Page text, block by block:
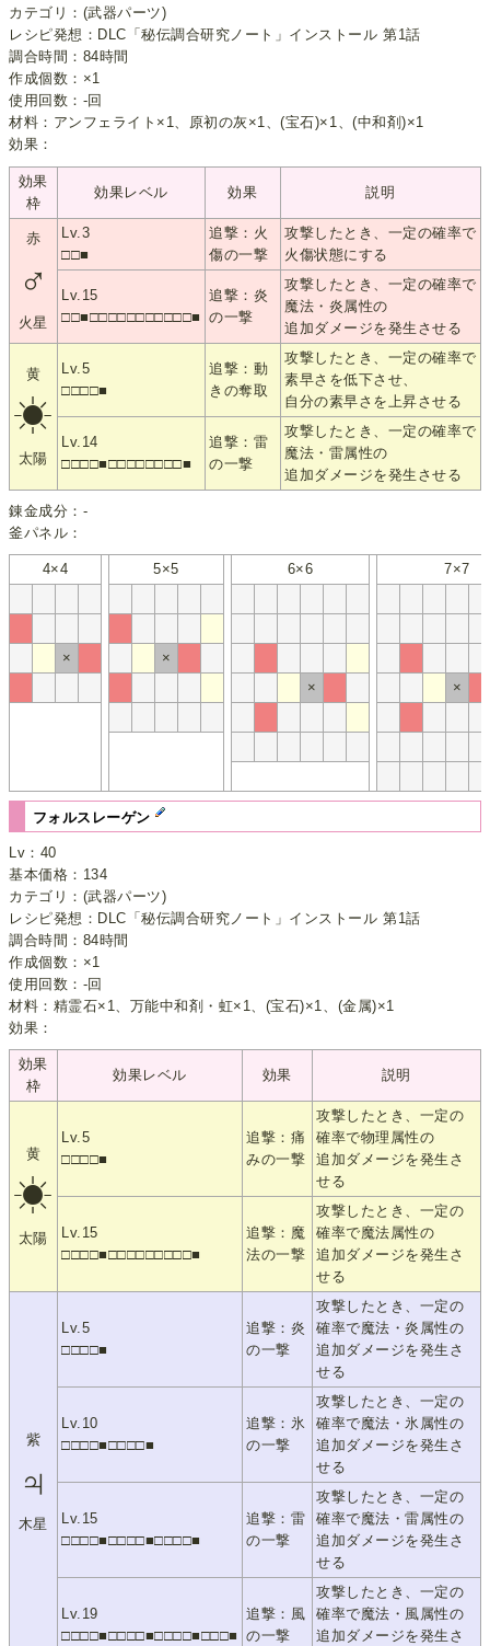
カテゴリ：(武器パーツ)
レシピ発想：DLC「秘伝調合研究ノート」インストール 第1話
調合時間：84時間
作成個数：×1
使用回数：-回
材料：アンフェライト×1、原初の灰×1、(宝石)×1、(中和剤)×1
効果：
効果
枠
効果レベル 効果 説明
赤
♂
火星
Lv.3
□□■
追撃：火
傷の一撃
攻撃したとき、一定の確率で
火傷状態にする
Lv.15
□□■□□□□□□□□□□□■
追撃：炎
の一撃
攻撃したとき、一定の確率で
魔法・炎属性の
追加ダメージを発生させる
黄
☀
太陽
Lv.5
□□□□■
追撃：動
きの奪取
攻撃したとき、一定の確率で
素早さを低下させ、
自分の素早さを上昇させる
Lv.14
□□□□■□□□□□□□□■
追撃：雷
の一撃
攻撃したとき、一定の確率で
魔法・雷属性の
追加ダメージを発生させる
錬金成分：-
釜パネル：
4×4 5×5 6×6 7×7
×
×
×
×
フォルスレーゲン
Lv：40
基本価格：134
カテゴリ：(武器パーツ)
レシピ発想：DLC「秘伝調合研究ノート」インストール 第1話
調合時間：84時間
作成個数：×1
使用回数：-回
材料：精霊石×1、万能中和剤・虹×1、(宝石)×1、(金属)×1
効果：
効果
枠
効果レベル 効果 説明
黄
☀
太陽
Lv.5
□□□□■
追撃：痛
みの一撃
攻撃したとき、一定の
確率で物理属性の
追加ダメージを発生さ
せる
Lv.15
□□□□■□□□□□□□□□■
追撃：魔
法の一撃
攻撃したとき、一定の
確率で魔法属性の
追加ダメージを発生さ
せる
紫
♃
木星
Lv.5
□□□□■
追撃：炎
の一撃
攻撃したとき、一定の
確率で魔法・炎属性の
追加ダメージを発生さ
せる
Lv.10
□□□□■□□□□■
追撃：氷
の一撃
攻撃したとき、一定の
確率で魔法・氷属性の
追加ダメージを発生さ
せる
Lv.15
□□□□■□□□□■□□□□■
追撃：雷
の一撃
攻撃したとき、一定の
確率で魔法・雷属性の
追加ダメージを発生さ
せる
Lv.19
□□□□■□□□□■□□□□■□□□■
追撃：風
の一撃
攻撃したとき、一定の
確率で魔法・風属性の
追加ダメージを発生さ